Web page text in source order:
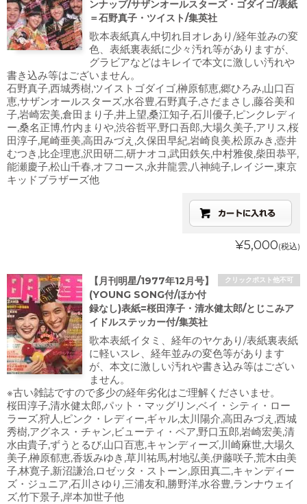
ンナップ/サザンオールスターズ・ゴダイゴ/表紙
＝石野真子・ツイスト/集英社
歌本表紙真ん中切れ目オレあり/経年並みの変
色、表紙裏表紙に少々汚れ等がありますが、
グラビアなどはキレイで本文に激しい汚れや
書き込み等はございません。
石野真子,西城秀樹,ツイストゴダイゴ,榊原郁恵,郷ひろみ,山口百
恵,サザンオールスターズ,水谷豊,石野真子,さだまさし,藤谷美和
子,岩崎宏美,倉田まり子,井上望,桑江知子,石川優子,ピンクレディ
ー,桑名正博,竹内まりや,渋谷哲平,野口吾郎,大場久美子,アリス,桜
田淳子,尾崎亜美,高田みづえ,久保田早紀,岩崎良美,松原みき,壺井
むつき,比企理恵,沢田研二,研ナオコ,武田鉄矢,中村雅俊,柴田恭平,
能瀬慶子,松山千春,オフコース,永井龍雲,八神純子,レイジー,東京
キッドブラザーズ他
¥5,000(税込)
クリックポスト他不可
【月刊明星/1977年12月号】
(YOUNG SONG付/ほか付
録なし)表紙=桜田淳子・清水健太郎/とじこみア
イドルステッカー付/集英社
歌本表紙イタミ、経年のヤケあり/表紙裏表紙
に軽いスレ、経年並みの変色等があります
が、本文に激しい汚れや書き込み等はござい
ません。
※古い雑誌ですので多少の経年劣化はご理解くださいませ。
桜田淳子,清水健太郎,パット・マッグリン,ベイ・シティ・ロー
ラーズ,狩人,ピンク・レディー,ギャル,太川陽介,高田みづえ,西城
秀樹,アグネス・チャン,ビューティ・ペア,野口五郎,岩崎宏美,清
水由貴子,ずうとるび,山口百恵,キャンディーズ,川崎麻世,大場久
美子,榊原郁恵,香坂みゆき,草川祐馬,村地弘美,伊藤咲子,荒木由美
子,林寛子,新沼謙治,ロゼッタ・ストーン,原田真二,キャンディー
ズ・ジュニア,石川さゆり,三浦友和,勝野洋,水谷豊,ランナウェイ
ズ,竹下景子,岸本加世子他